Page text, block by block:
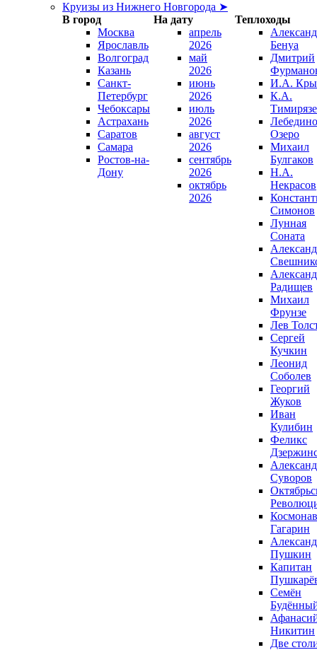
Круизы из Нижнего Новгорода ➤
В город
На дату
Теплоходы
Москва
Ярославль
Волгоград
Казань
Санкт-
Петербург
Чебоксары
Астрахань
Саратов
Самара
Ростов-на-
Дону
апрель
2026
май
2026
июнь
2026
июль
2026
август
2026
сентябрь
2026
октябрь
2026
Бенуа
Дмитрий
И.А.
К.А.
Озеро
Михаил
Булгаков
Н.А.
Некрасов
Симонов
Лунная
Соната
Радищев
Михаил
Фрунзе
Лев
Сергей
Кучкин
Леонид
Соболев
Георгий
Жуков
Иван
Кулибин
Феликс
Суворов
Гагарин
Пушкин
Капитан
Семён
Никитин
Две